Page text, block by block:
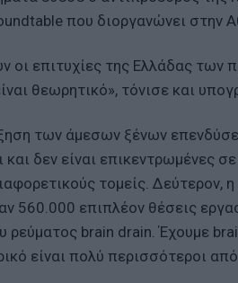
που διοργανώνει στην
οι επιτυχίες της Ελλάδας
θεωρητικό», τόνισε και
των άμεσων ξένων
και δεν είναι επικεντρωμένες
τομείς. Δεύτερον,
560.000 επιπλέον θέσεις
ρεύματος brain drain. Έχουμε
είναι πολύ περισσότεροι